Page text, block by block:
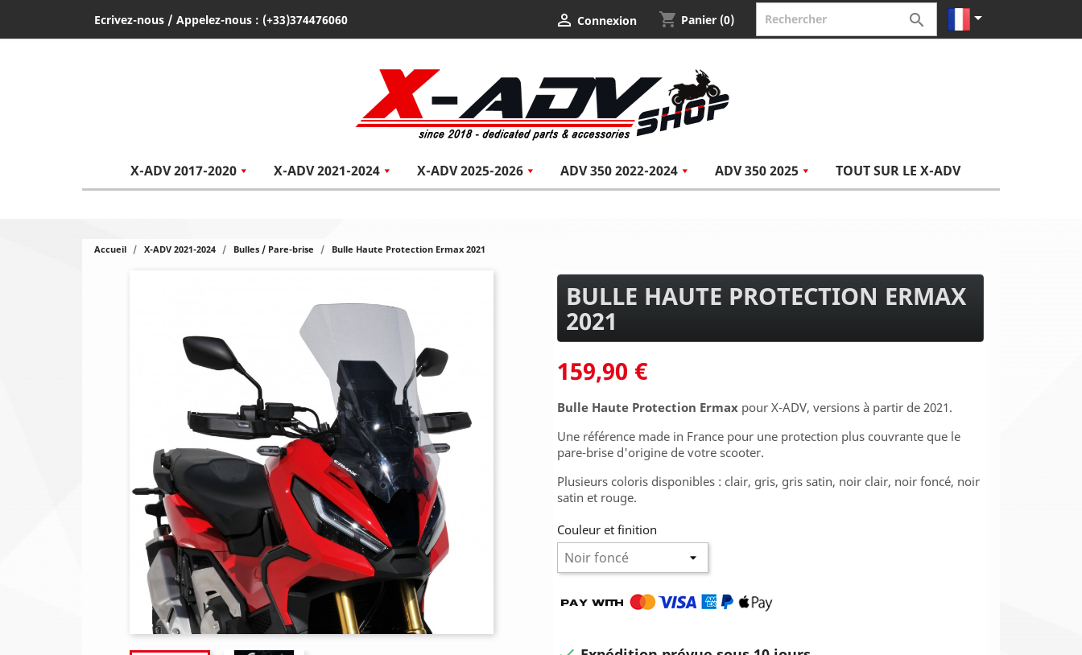
Ecrivez-nous / Appelez-nous : (+33)374476060  Connexion shopping_cart Panier (0)  
X-ADV 2017-2020 X-ADV 2021-2024 X-ADV 2025-2026 ADV 350 2022-2024 ADV 350 2025 TOUT SUR LE X-ADV
Accueil X-ADV 2021-2024 Bulles / Pare-brise Bulle Haute Protection Ermax 2021
BULLE HAUTE PROTECTION ERMAX
2021
159,90 €
Bulle Haute Protection Ermax pour X-ADV, versions à partir de 2021.
Une référence made in France pour une protection plus couvrante que le
pare-brise d'origine de votre scooter.
Plusieurs coloris disponibles : clair, gris, gris satin, noir clair, noir foncé, noir
satin et rouge.
Couleur et finition